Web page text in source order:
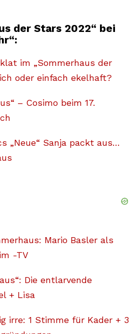
der Stars 2022“ bei
im „Sommerhaus der
oder einfach ekelhaft?
– Cosimo beim 17.
„Neue“ Sanja packt aus…
Mario Basler als
-TV
Die entlarvende
+ Lisa
irre: 1 Stimme für Kader + 3